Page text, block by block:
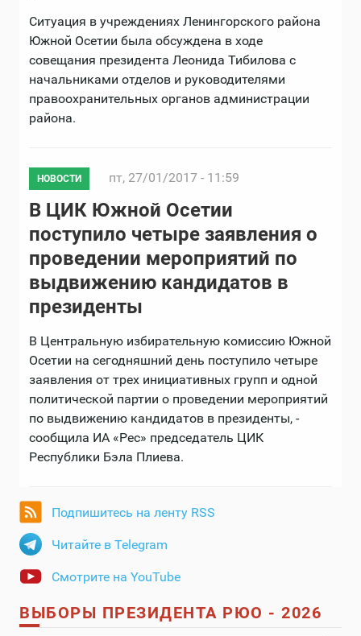
Ситуация в учреждениях Ленингорского района
Южной Осетии была обсуждена в ходе
совещания президента Леонида Тибилова с
начальниками отделов и руководителями
правоохранительных органов администрации
района.
НОВОСТИ пт, 27/01/2017 - 11:59
В ЦИК Южной Осетии
поступило четыре заявления о
проведении мероприятий по
выдвижению кандидатов в
президенты
В Центральную избирательную комиссию Южной
Осетии на сегодняшний день поступило четыре
заявления от трех инициативных групп и одной
политической партии о проведении мероприятий
по выдвижению кандидатов в президенты, -
сообщила ИА «Рес» председатель ЦИК
Республики Бэла Плиева.
Подпишитесь на ленту RSS
Читайте в Telegram
Смотрите на YouTube
ВЫБОРЫ ПРЕЗИДЕНТА РЮО - 2026